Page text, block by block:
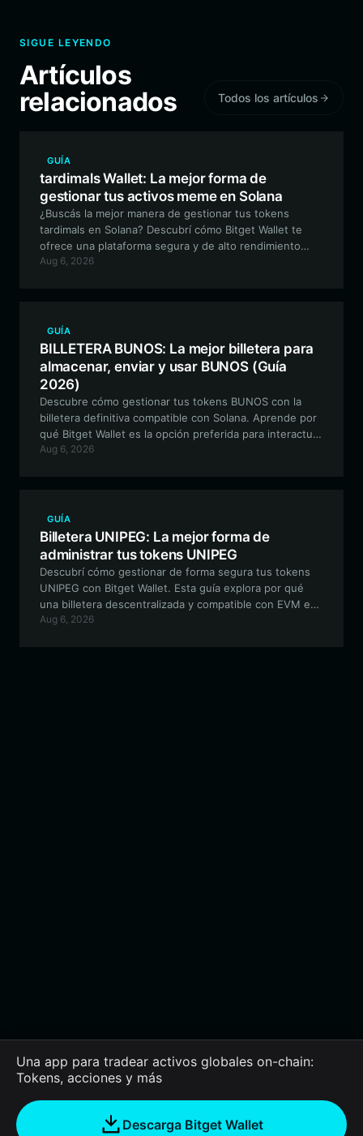
SIGUE LEYENDO
Artículos
relacionados
Todos los artículos
GUÍA
tardimals Wallet: La mejor forma de
gestionar tus activos meme en Solana
¿Buscás la mejor manera de gestionar tus tokens
tardimals en Solana? Descubrí cómo Bitget Wallet te
ofrece una plataforma segura y de alto rendimiento
para operar, coleccionar e interactuar con este
Aug 6, 2026
GUÍA
BILLETERA BUNOS: La mejor billetera para
almacenar, enviar y usar BUNOS (Guía
2026)
Descubre cómo gestionar tus tokens BUNOS con la
billetera definitiva compatible con Solana. Aprende por
qué Bitget Wallet es la opción preferida para interactuar
con este experimento único de cultura meme y su
Aug 6, 2026
GUÍA
Billetera UNIPEG: La mejor forma de
administrar tus tokens UNIPEG
Descubrí cómo gestionar de forma segura tus tokens
UNIPEG con Bitget Wallet. Esta guía explora por qué
una billetera descentralizada y compatible con EVM es
esencial para navegar por tokens meme impulsados por
Aug 6, 2026
Una app para tradear activos globales on-chain:
Tokens, acciones y más
Descarga Bitget Wallet